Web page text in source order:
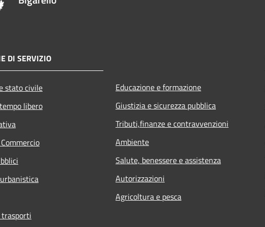
DI SERVIZIO
stato civile
libero
Educazione e formazione
Giustizia e sicurezza pubblica
Tributi,finanze e contravvenzioni
Ambiente
Salute, benessere e assistenza
Autorizzazioni
Agricoltura e pesca